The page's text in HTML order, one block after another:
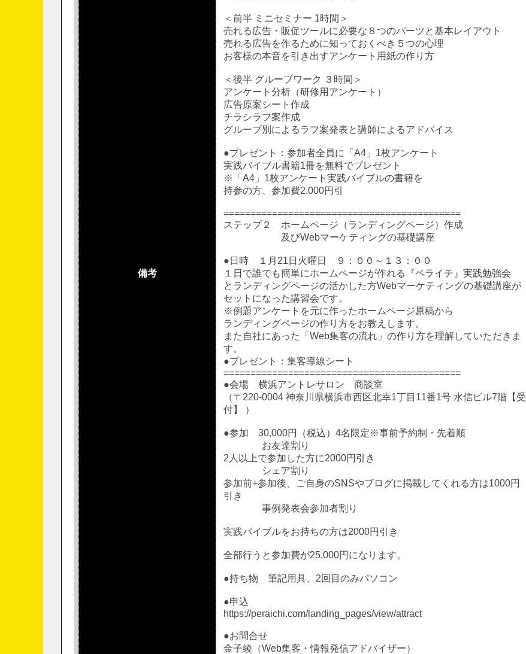
備考
＜前半 ミニセミナー 1時間＞
売れる広告・販促ツールに必要な８つのパーツと基本レイアウト
売れる広告を作るために知っておくべき５つの心理
お客様の本音を引き出すアンケート用紙の作り方
＜後半 グループワーク ３時間＞
アンケート分析（研修用アンケート）
広告原案シート作成
チラシラフ案作成
グループ別によるラフ案発表と講師によるアドバイス
●プレゼント：参加者全員に「A4」1枚アンケート
実践バイブル書籍1冊を無料でプレゼント
※「A4」1枚アンケート実践バイブルの書籍を
持参の方、参加費2,000円引
============================================
ステップ２ ホームページ（ランディングページ）作成
及びWebマーケティングの基礎講座
●日時 １月21日火曜日 ９：００～１３：００
１日で誰でも簡単にホームページが作れる『ペライチ』実践勉強会
とランディングページの活かした方Webマーケティングの基礎講座が
セットになった講習会です。
※例題アンケートを元に作ったホームページ原稿から
ランディングページの作り方をお教えします。
また自社にあった「Web集客の流れ」の作り方を理解していただきま
す。
●プレゼント：集客導線シート
============================================
●会場 横浜アントレサロン 商談室
（〒220-0004 神奈川県横浜市西区北幸1丁目11番1号 水信ビル7階【受
付】 ）
●参加 30,000円（税込）4名限定※事前予約制・先着順
お友達割り
2人以上で参加した方に2000円引き
シェア割り
参加前+参加後、ご自身のSNSやブログに掲載してくれる方は1000円
引き
事例発表会参加者割り
実践バイブルをお持ちの方は2000円引き
全部行うと参加費が25,000円になります。
●持ち物 筆記用具、2回目のみパソコン
●申込
https://peraichi.com/landing_pages/view/attract
●お問合せ
金子綾（Web集客・情報発信アドバイザー）